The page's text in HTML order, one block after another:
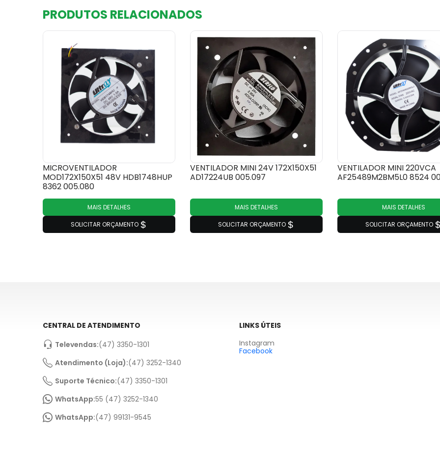
PRODUTOS RELACIONADOS
MICROVENTILADOR
MOD172X150X51 48V HDB1748HUP
8362 005.080
MAIS DETALHES
SOLICITAR ORÇAMENTO
VENTILADOR MINI 24V 172X150X51
AD17224UB 005.097
MAIS DETALHES
SOLICITAR ORÇAMENTO
VENTILADOR MINI 220VCA
AF25489M2BM5L0 8524
MAIS DETALHES
SOLICITAR ORÇAMENTO
CENTRAL DE ATENDIMENTO
Televendas:(47) 3350-1301
Atendimento (Loja):(47) 3252-1340
Suporte Técnico:(47) 3350-1301
WhatsApp:55 (47) 3252-1340
WhatsApp:(47) 99131-9545
LINKS ÚTEIS
Instagram
Facebook